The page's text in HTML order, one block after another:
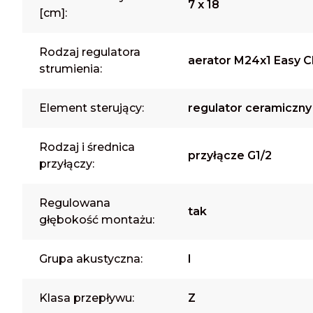
[cm]:
7 x 18
Rodzaj regulatora
strumienia:
aerator M24x1 Easy
Element sterujący: regulator ceramiczny
Rodzaj i średnica
przyłączy:
przyłącze G1/2
Regulowana
głębokość montażu:
tak
Grupa akustyczna: I
Klasa przepływu: Z